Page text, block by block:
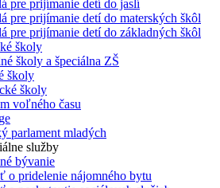
pre prijímanie detí do jaslí
pre prijímanie detí do materských škôl
pre prijímanie detí do základných škôl
školy
školy a špeciálna ZŠ
školy
školy
voľného času
parlament mladých
služby
bývanie
o pridelenie nájomného bytu